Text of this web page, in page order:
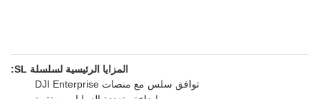
المزايا الرئيسية لسلسلة SL:
توافق سلس مع منصات DJI Enterprise